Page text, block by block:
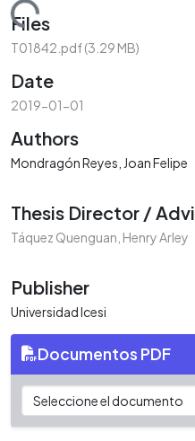
Files
T01842.pdf(3.29 MB)
Date
2019-01-01
Authors
Mondragón Reyes, Joan Felipe
Thesis Director /
Táquez Quenguan, Henry Arley
Publisher
Universidad Icesi
Documentos PDF